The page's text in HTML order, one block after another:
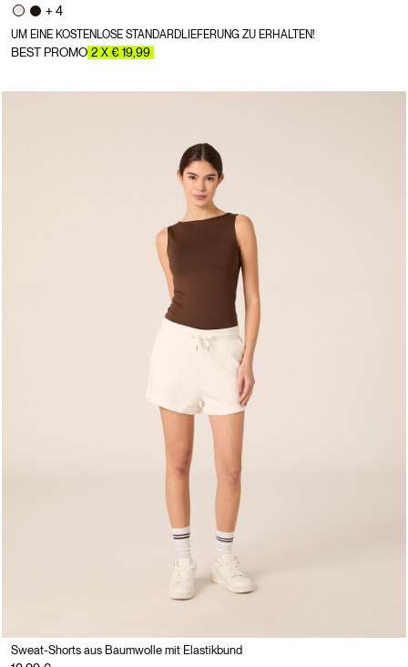
+ 4
UM EINE KOSTENLOSE STANDARDLIEFERUNG ZU ERHALTEN!
BEST PROMO 2 X € 19,99
Sweat-Shorts aus Baumwolle mit Elastikbund